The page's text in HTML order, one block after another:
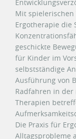
Mit
Ergotherapie die
geschickte
für Kinder im
selbstständige
Ausführung von
Radfahren in der
Therapien
Die Praxis für
Alltagsprobleme